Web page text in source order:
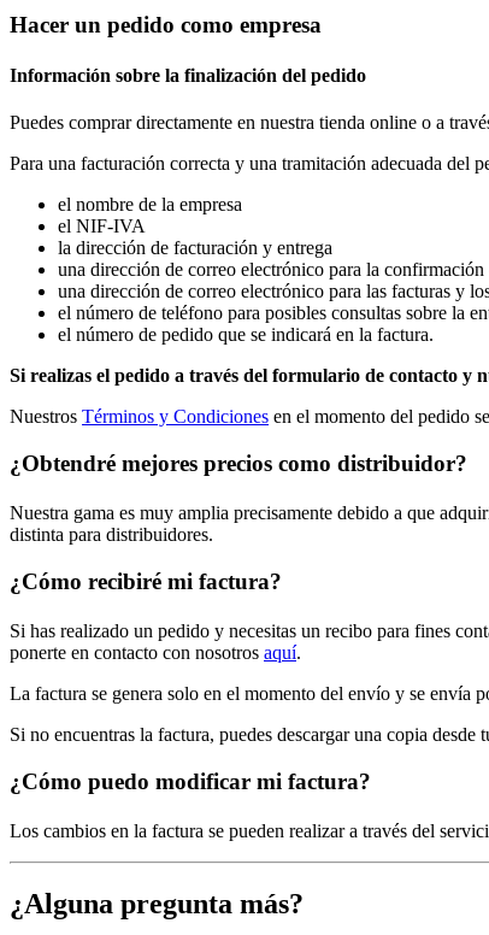
Hacer un pedido como empresa
Información sobre la finalización del pedido
Puedes comprar directamente en nuestra tienda online o a
Para una facturación correcta y una tramitación adecuada del
el nombre de la empresa
el NIF-IVA
la dirección de facturación y entrega
una dirección de correo electrónico para la
una dirección de correo electrónico para las facturas y
el número de teléfono para posibles consultas sobre la
el número de pedido que se indicará en la factura.
Si realizas el pedido a través del formulario de contacto y
Nuestros Términos y Condiciones en el momento del pedido
¿Obtendré mejores precios como distribuidor?
Nuestra gama es muy amplia precisamente debido a que
distinta para distribuidores.
¿Cómo recibiré mi factura?
Si has realizado un pedido y necesitas un recibo para fines
ponerte en contacto con nosotros aquí.
La factura se genera solo en el momento del envío y se envía
Si no encuentras la factura, puedes descargar una copia desde
¿Cómo puedo modificar mi factura?
Los cambios en la factura se pueden realizar a través del
¿Alguna pregunta más?